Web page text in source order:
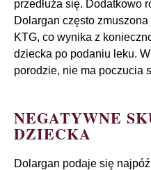
przedłuża się. Dodatkowo
Dolargan często
KTG, co wynika z
dziecka po podaniu leku.
porodzie, nie ma poczucia
NEGATYWNE
DZIECKA
Dolargan podaje się